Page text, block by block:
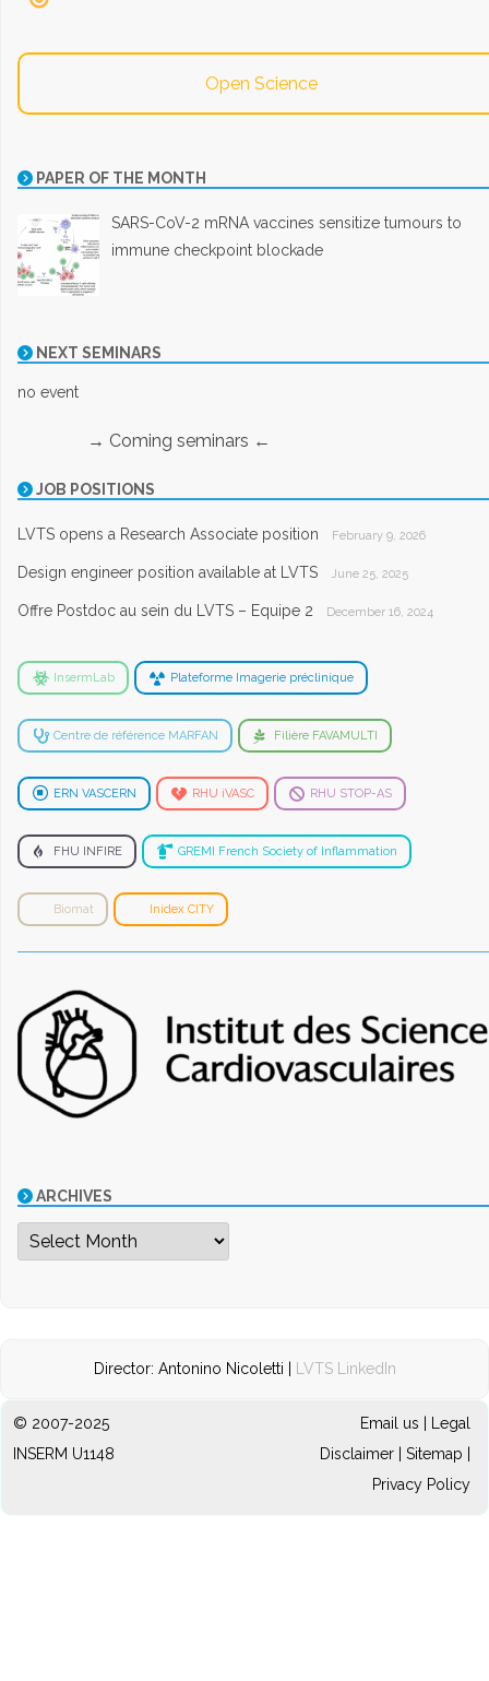
Open Science
PAPER OF THE MONTH
SARS-CoV-2 mRNA vaccines sensitize tumours to
immune checkpoint blockade
NEXT SEMINARS
no event
→ Coming seminars ←
JOB POSITIONS
LVTS opens a Research Associate position February 9, 2026
Design engineer position available at LVTS June 25, 2025
Offre Postdoc au sein du LVTS – Equipe 2 December 16, 2024
InsermLab Plateforme Imagerie préclinique
Centre de référence MARFAN Filière FAVAMULTI
ERN VASCERN RHU iVASC RHU STOP-AS
FHU INFIRE GREMI French Society of Inflammation
Biomat Inidex CITY
ARCHIVES
Archives
Director: Antonino Nicoletti | LVTS LinkedIn
© 2007-2025
INSERM U1148
Email us
Legal
Disclaimer| Sitemap
Privacy Policy